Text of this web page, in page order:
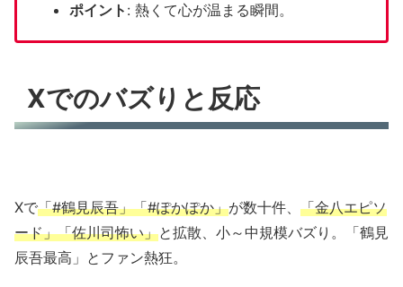
ポイント : 熱くて心が温まる瞬間。
Xでのバズりと反応
Xで「#鶴見辰吾」「#ぽかぽか」が数十件、 「金八エピソ
ード」「佐川司怖い」と拡散、小～中規模バズり。「鶴見
辰吾最高」とファン熱狂。